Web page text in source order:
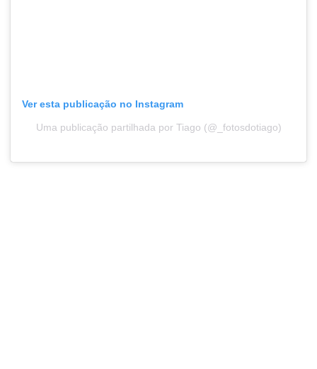
Ver esta publicação no Instagram
Uma publicação partilhada por Tiago (@_fotosdotiago)